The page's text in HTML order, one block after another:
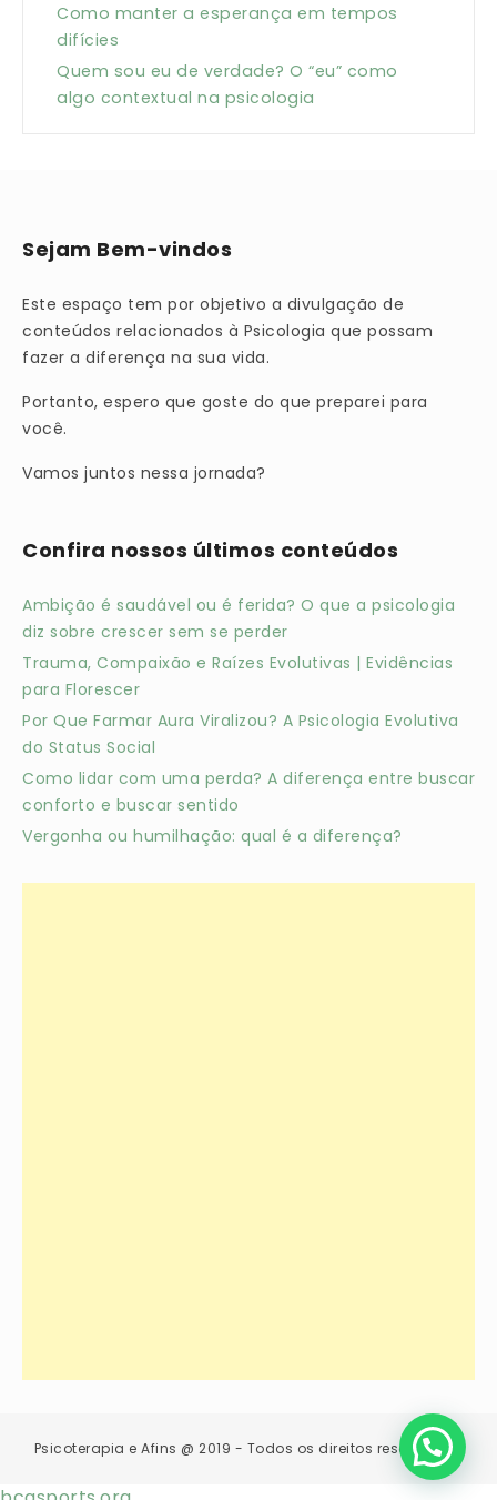
Como manter a esperança em tempos
difícies
Quem sou eu de verdade? O “eu” como
algo contextual na psicologia
Sejam Bem-vindos
Este espaço tem por objetivo a divulgação de
conteúdos relacionados à Psicologia que possam
fazer a diferença na sua vida.
Portanto, espero que goste do que preparei para
você.
Vamos juntos nessa jornada?
Confira nossos últimos conteúdos
Ambição é saudável ou é ferida? O que a psicologia
diz sobre crescer sem se perder
Trauma, Compaixão e Raízes Evolutivas | Evidências
para Florescer
Por Que Farmar Aura Viralizou? A Psicologia Evolutiva
do Status Social
Como lidar com uma perda? A diferença entre buscar
conforto e buscar sentido
Vergonha ou humilhação: qual é a diferença?
Psicoterapia e Afins @ 2019 - Todos os direitos reservados.